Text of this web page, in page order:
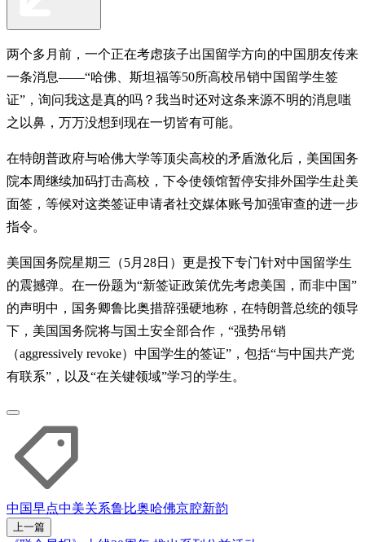
两个多月前，一个正在考虑孩子出国留学方向的中国朋友传来
一条消息——“哈佛、斯坦福等50所高校吊销中国留学生签
证”，询问我这是真的吗？我当时还对这条来源不明的消息嗤
之以鼻，万万没想到现在一切皆有可能。
在特朗普政府与哈佛大学等顶尖高校的矛盾激化后，美国国务
院本周继续加码打击高校，下令使领馆暂停安排外国学生赴美
面签，等候对这类签证申请者社交媒体账号加强审查的进一步
指令。
美国国务院星期三（5月28日）更是投下专门针对中国留学生
的震撼弹。在一份题为“新签证政策优先考虑美国，而非中国”
的声明中，国务卿鲁比奥措辞强硬地称，在特朗普总统的领导
下，美国国务院将与国土安全部合作，“强势吊销
（aggressively revoke）中国学生的签证”，包括“与中国共产党
有联系”，以及“在关键领域”学习的学生。
中国早点中美关系鲁比奥哈佛京腔新韵
上一篇